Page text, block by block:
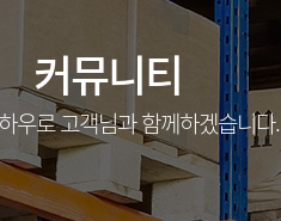
커뮤니티
우로 고객님과 함께하겠습니다.